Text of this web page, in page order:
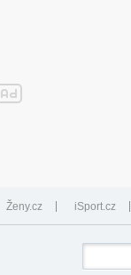
Ženy.cz iSport.cz